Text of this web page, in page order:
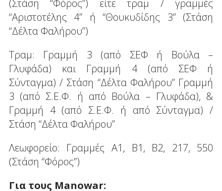
(Στάση “Φόρος”) είτε τραμ / γραμμές
“Αριστοτέλης 4” ή “Θουκυδίδης 3” (Στάση
“Δέλτα Φαλήρου”)
Τραμ: Γραμμή 3 (από ΣΕΦ ή Βούλα –
Γλυφάδα) και Γραμμή 4 (από ΣΕΦ ή
Σύνταγμα) / Στάση “Δέλτα Φαλήρου” Γραμμή
3 (από Σ.Ε.Φ. ή από Βούλα – Γλυφάδα), &
Γραμμή 4 (από Σ.Ε.Φ. ή από Σύνταγμα) /
Στάση “Δέλτα Φαλήρου”
Λεωφορείο: Γραμμές A1, B1, B2, 217, 550
(Στάση “Φόρος”)
Για τους Manowar: